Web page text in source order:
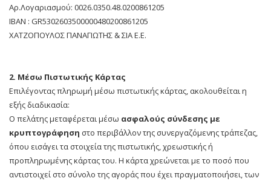
Αρ.Λογαριασμού: 0026.0350.48.0200861205
ΙΒΑΝ : GR5302603500000480200861205
ΧΑΤΖΟΠΟΥΛΟΣ ΠΑΝΑΓΙΩΤΗΣ & ΣΙΑ Ε.Ε.
2. Mέσω Πιστωτικής Κάρτας
Επιλέγοντας πληρωμή μέσω πιστωτικής κάρτας, ακολουθείται η
εξής διαδικασία:
Ο πελάτης μεταφέρεται μέσω ασφαλούς σύνδεσης με
κρυπτογράφηση στο περιβάλλον της συνεργαζόμενης τράπεζας,
όπου εισάγει τα στοιχεία της πιστωτικής, χρεωστικής ή
προπληρωμένης κάρτας του. Η κάρτα χρεώνεται με το ποσό που
αντιστοιχεί στο σύνολο της αγοράς που έχει πραγματοποιήσει, των